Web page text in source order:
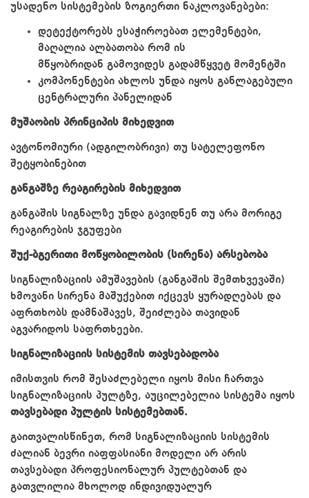
უსადენო სისტემების ზოგიერთი ნაკლოვანებები:
დეტექტორებს ესაჭიროებათ ელემენტები,
მაღალია ალბათობა რომ ის
მწყობრიდან გამოვიდეს გადამწყვეტ მომენტში
კომპონენტები ახლოს უნდა იყოს განლაგებული
ცენტრალური პანელიდან
მუშაობის პრინციპის მიხედვით
ავტონომიური (ადგილობრივი) თუ სატელეფონო
შეტყობინებით
განგაშზე რეაგირების მიხედვით
განგაშის სიგნალზე უნდა გავიდნენ თუ არა მორიგე
რეაგირების ჯგუფები
შუქ-ბგერითი მოწყობილობის (სირენა) არსებობა
სიგნალიზაციის ამუშავების (განგაშის შემთხვევაში)
ხმოვანი სირენა მაშუქებით იქცევს ყურადღებას და
აფრთხობს დამნაშავეს, შეიძლება თავიდან
აგვარიდოს საფრთხეები.
სიგნალიზაციის სისტემის თავსებადობა
იმისთვის რომ შესაძლებელი იყოს მისი ჩართვა
სიგნალიზაციის პულტზე, აუცილებელია სისტემა იყოს
თავსებადი პულტის სისტემებთან.
გაითვალისწინეთ, რომ სიგნალიზაციის სისტემის
ძალიან ბევრი იაფფასიანი მოდელი არ არის
თავსებადი პროფესიონალურ პულტებთან და
გათვლილია მხოლოდ ინდივიდუალურ